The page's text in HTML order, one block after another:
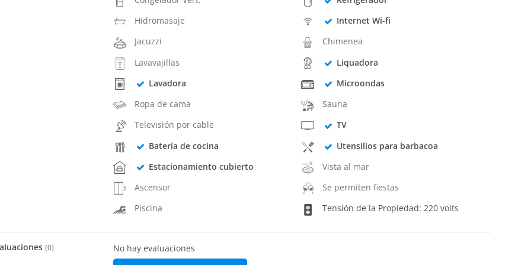
Hidromasaje
Internet Wi-fi
Jacuzzi
Chimenea
Lavavajillas
Liquadora
Lavadora
Microondas
Ropa de cama
Sauna
Televisión por cable
TV
Batería de cocina
Utensilios para barbacoa
Estacionamiento cubierto
Vista al mar
Ascensor
Se permiten fiestas
Piscina
Tensión de la Propiedad: 220 volts
(0)
No hay evaluaciones